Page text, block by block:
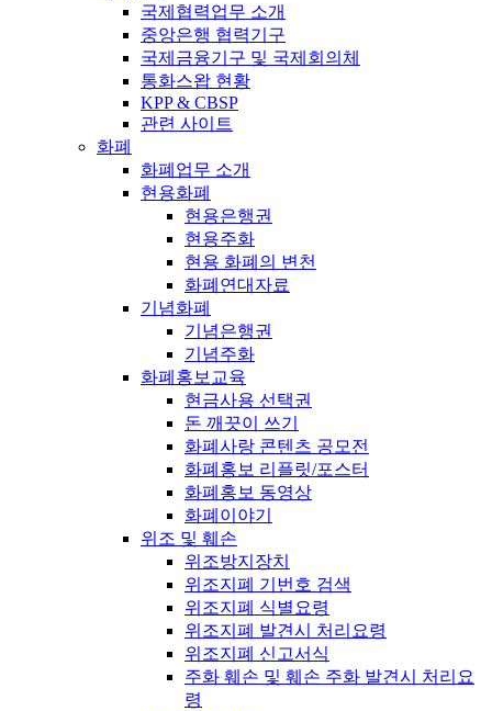
국제협력업무 소개
중앙은행 협력기구
국제금융기구 및 국제회의체
통화스왑 현황
KPP & CBSP
관련 사이트
화폐
화폐업무 소개
현용화폐
현용은행권
현용주화
현용 화폐의 변천
화폐연대자료
기념화폐
기념은행권
기념주화
화폐홍보교육
현금사용 선택권
돈 깨끗이 쓰기
화폐사랑 콘텐츠 공모전
화폐홍보 리플릿/포스터
화폐홍보 동영상
화폐이야기
위조 및 훼손
위조방지장치
위조지폐 기번호 검색
위조지폐 식별요령
위조지폐 발견시 처리요령
위조지폐 신고서식
주화 훼손 및 훼손 주화 발견시 처리요
령